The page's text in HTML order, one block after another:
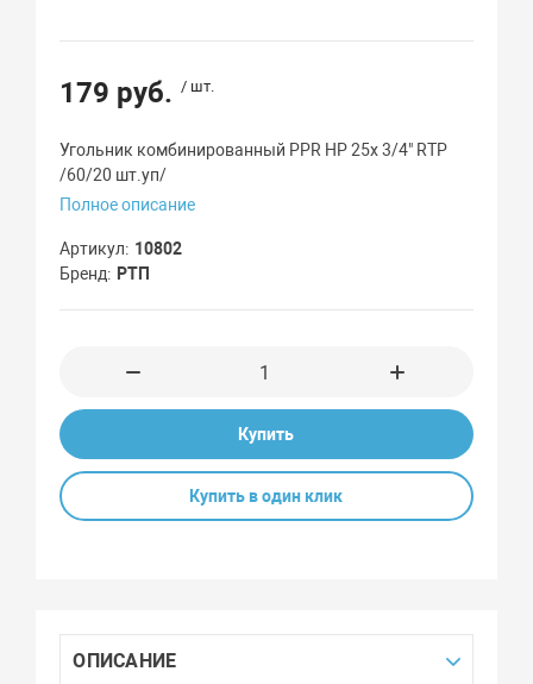
179 руб. / шт.
Угольник комбинированный PPR НР 25х 3/4" RTP
/60/20 шт.уп/
Полное описание
Артикул
10802
Бренд
РТП
Купить
Купить в один клик
ОПИСАНИЕ